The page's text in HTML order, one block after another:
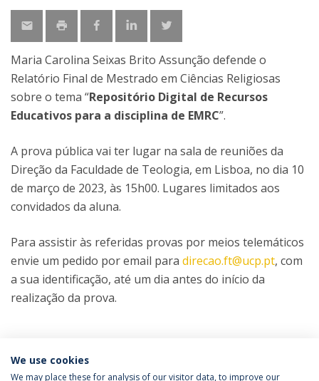
Maria Carolina Seixas Brito Assunção defende o
Relatório Final de Mestrado em Ciências Religiosas
sobre o tema “Repositório Digital de Recursos
Educativos para a disciplina de EMRC”.
A prova pública vai ter lugar na sala de reuniões da
Direção da Faculdade de Teologia, em Lisboa, no dia 10
de março de 2023, às 15h00. Lugares limitados aos
convidados da aluna.
Para assistir às referidas provas por meios telemáticos
envie um pedido por email para direcao.ft@ucp.pt, com
a sua identificação, até um dia antes do início da
realização da prova.
Mestrado em Ciências Religiosas
We use cookies
We may place these for analysis of our visitor data, to improve our